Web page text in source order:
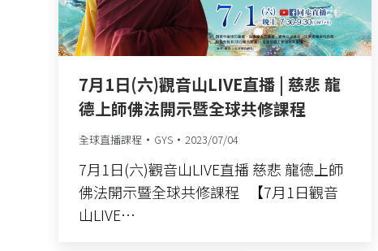
7月1日(六)觀音山LIVE直播 | 慈悲 龍
德上師佛法開示暨全球共修課程
全球直播課程 GYS 2023/07/04
7月1日(六)觀音山LIVE直播 慈悲 龍德上師
佛法開示暨全球共修課程 【7月1日觀音
山LIVE…